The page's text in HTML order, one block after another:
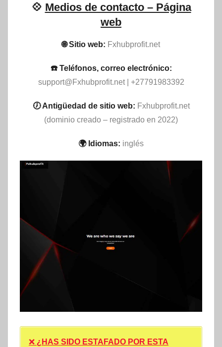
💠 Medios de contacto – Página
web
🌐 Sitio web: Fxhubprofit.net
☎️ Teléfonos, correo electrónico:
support@Fxhubprofit.net| +27791983392
🕖 Antigüedad de sitio web: Fxhubprofit.net
(dominio creado – registrado en 2022)
🌍 Idiomas: inglés
❌ ¿HAS SIDO ESTAFADO POR ESTA